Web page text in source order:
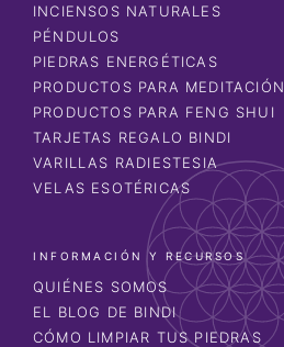
INCIENSOS NATURALES
PÉNDULOS
PIEDRAS ENERGÉTICAS
PRODUCTOS PARA MEDITACIÓN
PRODUCTOS PARA FENG SHUI
TARJETAS REGALO BINDI
VARILLAS RADIESTESIA
VELAS ESOTÉRICAS
INFORMACIÓN Y RECURSOS
QUIÉNES SOMOS
EL BLOG DE BINDI
CÓMO LIMPIAR TUS PIEDRAS